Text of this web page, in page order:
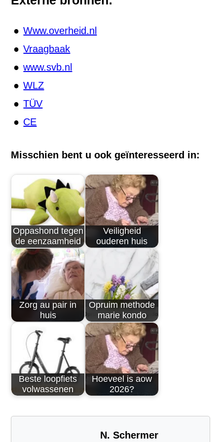
Www.overheid.nl
Vraagbaak
www.svb.nl
WLZ
TÜV
CE
Misschien bent u ook geïnteresseerd in:
Oppashond tegen
de eenzaamheid
Veiligheid
ouderen huis
Zorg au pair in
huis
Opruim methode
marie kondo
Beste loopfiets
volwassenen
Hoeveel is aow
2026?
N. Schermer